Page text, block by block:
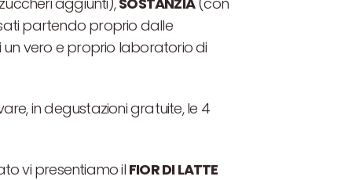
partendo proprio dalle
un vero e proprio laboratorio di
in degustazioni gratuite, le 4
vi presentiamo il FIOR DI LATTE